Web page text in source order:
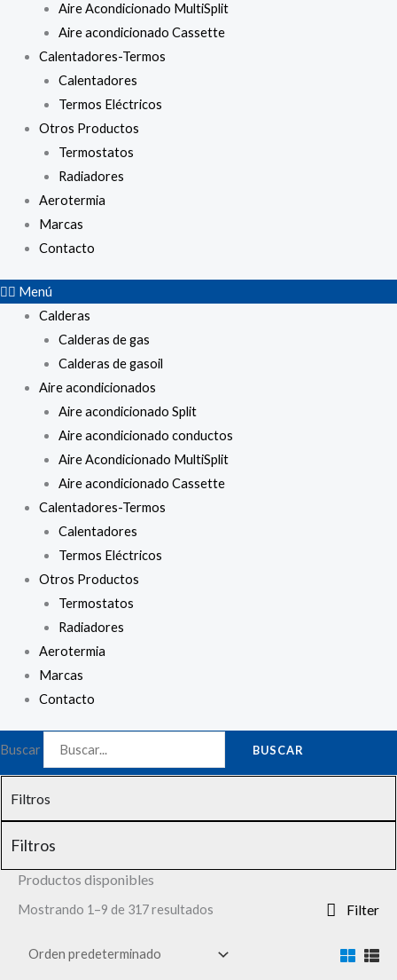
Aire Acondicionado MultiSplit
Aire acondicionado Cassette
Calentadores-Termos
Calentadores
Termos Eléctricos
Otros Productos
Termostatos
Radiadores
Aerotermia
Marcas
Contacto
Menú
Calderas
Calderas de gas
Calderas de gasoil
Aire acondicionados
Aire acondicionado Split
Aire acondicionado conductos
Aire Acondicionado MultiSplit
Aire acondicionado Cassette
Calentadores-Termos
Calentadores
Termos Eléctricos
Otros Productos
Termostatos
Radiadores
Aerotermia
Marcas
Contacto
Buscar BUSCAR
Filtros
Filtros
Productos disponibles
Mostrando 1–9 de 317 resultados Filter